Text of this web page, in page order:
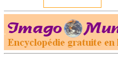
.